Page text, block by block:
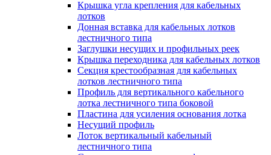
Крышка угла крепления для кабельных
лотков
Донная вставка для кабельных лотков
лестничного типа
Заглушки несущих и профильных реек
Крышка переходника для кабельных лотков
Секция крестообразная для кабельных
лотков лестничного типа
Профиль для вертикального кабельного
лотка лестничного типа боковой
Пластина для усиления основания лотка
Несущий профиль
Лоток вертикальный кабельный
лестничного типа